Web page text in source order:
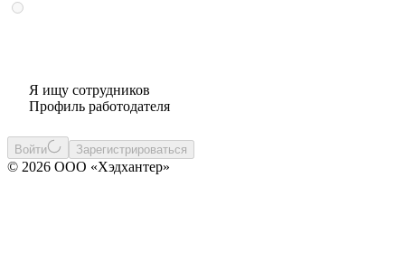
Я ищу сотрудников
Профиль работодателя
Войти Зарегистрироваться
© 2026 ООО «Хэдхантер»